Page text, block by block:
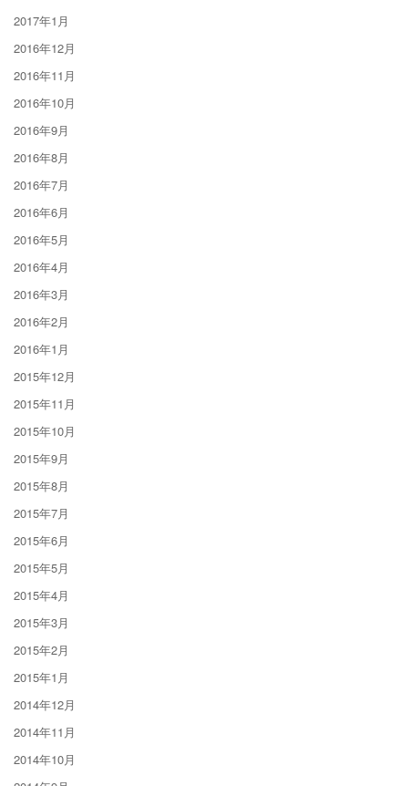
2017年1月
2016年12月
2016年11月
2016年10月
2016年9月
2016年8月
2016年7月
2016年6月
2016年5月
2016年4月
2016年3月
2016年2月
2016年1月
2015年12月
2015年11月
2015年10月
2015年9月
2015年8月
2015年7月
2015年6月
2015年5月
2015年4月
2015年3月
2015年2月
2015年1月
2014年12月
2014年11月
2014年10月